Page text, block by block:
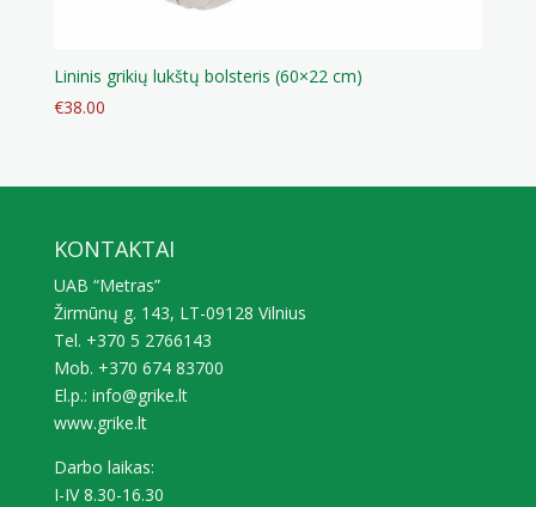
Lininis grikių lukštų bolsteris (60×22 cm)
€38.00
KONTAKTAI
UAB “Metras”
Žirmūnų g. 143, LT-09128 Vilnius
Tel. +370 5 2766143
Mob. +370 674 83700
El.p.: info@grike.lt
www.grike.lt
Darbo laikas:
I-IV 8.30-16.30